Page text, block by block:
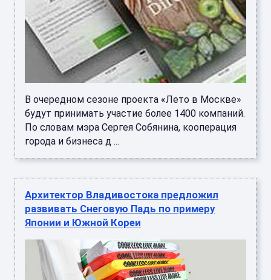
В очередном сезоне проекта «Лето в Москве»
будут принимать участие более 1400 компаний.
По словам мэра Сергея Собянина, кооперация
города и бизнеса д ...
Архитектор Владивостока предложил
развивать Снеговую Падь по примеру
Японии и Южной Кореи